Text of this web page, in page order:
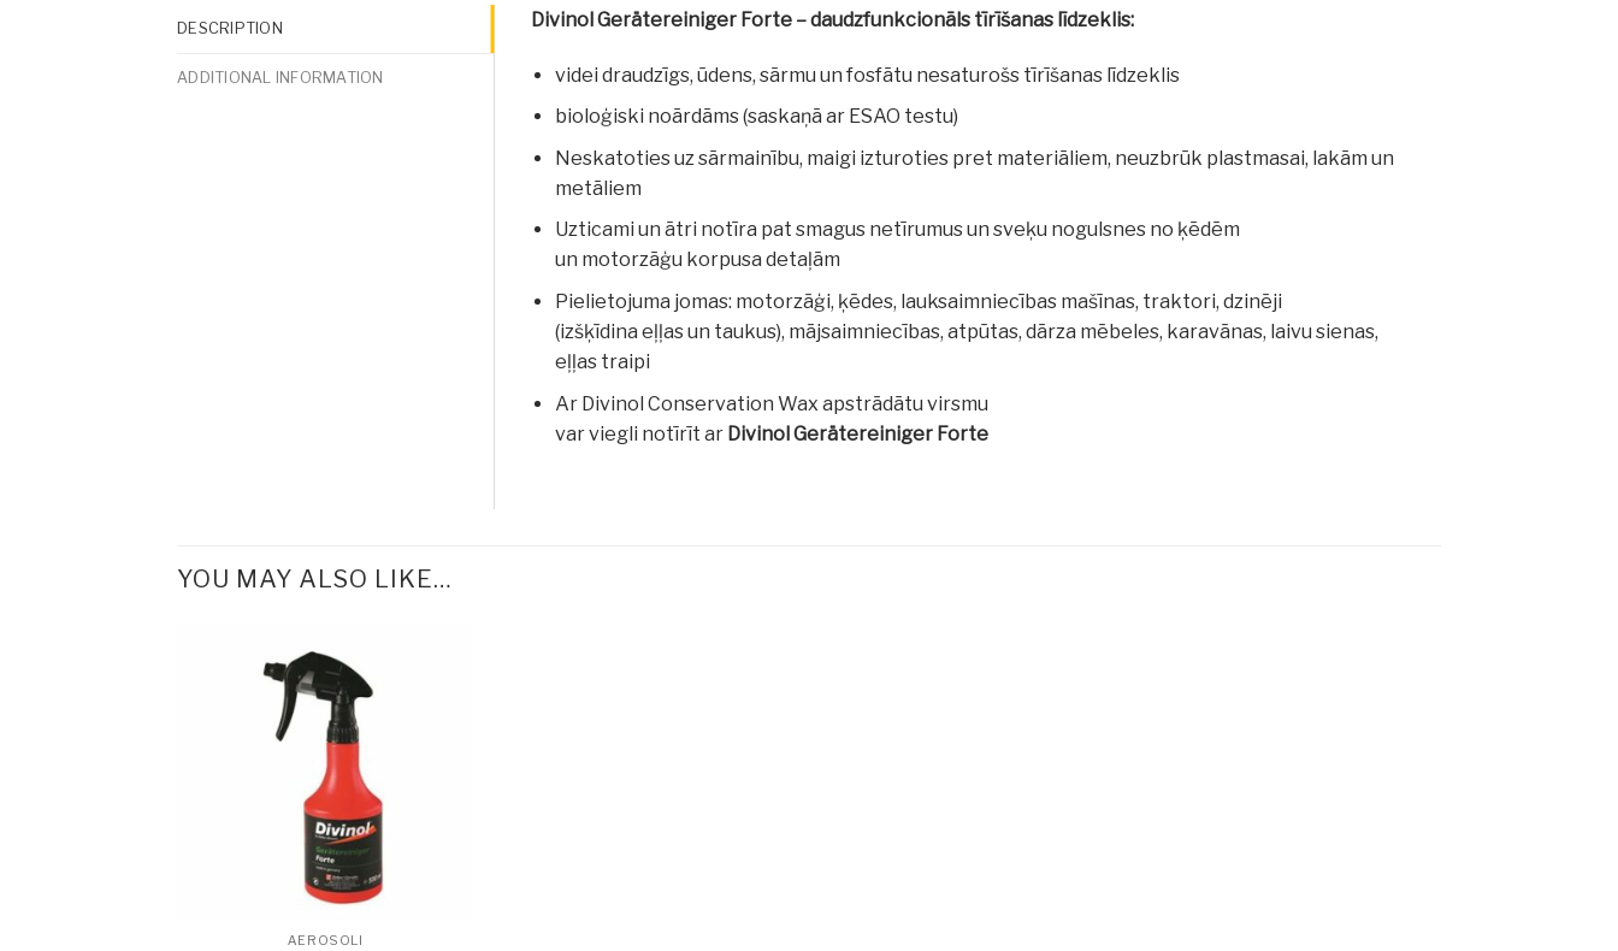
DESCRIPTION
ADDITIONAL INFORMATION
Divinol Gerätereiniger Forte – daudzfunkcionāls tīrīšanas līdzeklis:
videi draudzīgs, ūdens, sārmu un fosfātu nesaturošs tīrīšanas līdzeklis
bioloģiski noārdāms (saskaņā ar ESAO testu)
Neskatoties uz sārmainību, maigi izturoties pret materiāliem, neuzbrūk plastmasai, lakām un
metāliem
Uzticami un ātri notīra pat smagus netīrumus un sveķu nogulsnes no ķēdēm
un motorzāģu korpusa detaļām
Pielietojuma jomas: motorzāģi, ķēdes, lauksaimniecības mašīnas, traktori, dzinēji
(izšķīdina eļļas un taukus), mājsaimniecības, atpūtas, dārza mēbeles, karavānas, laivu sienas,
eļļas traipi
Ar Divinol Conservation Wax apstrādātu virsmu
var viegli notīrīt ar Divinol Gerätereiniger Forte
YOU MAY ALSO LIKE…
AEROSOLI